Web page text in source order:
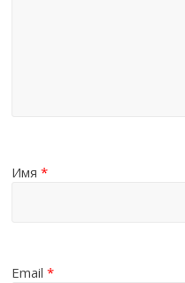
Имя*
Email*